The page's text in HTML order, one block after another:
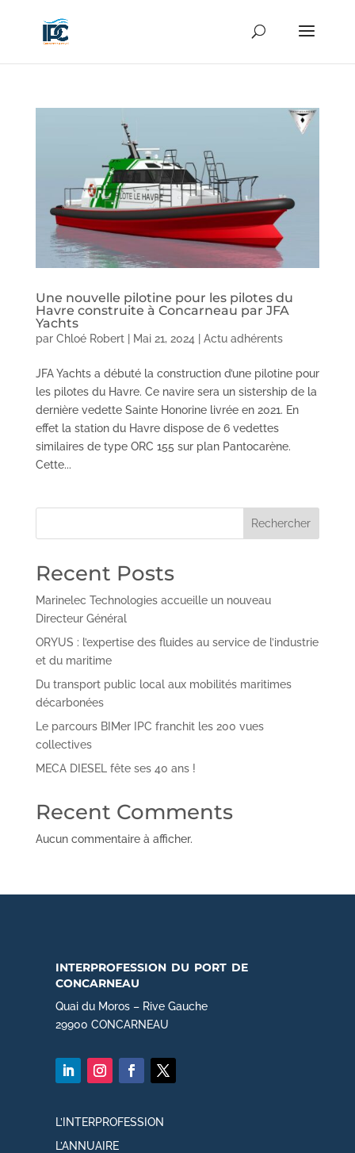
Une nouvelle pilotine pour les pilotes du
Havre construite à Concarneau par JFA
Yachts
par Chloé Robert| Mai 21, 2024 | Actu adhérents
JFA Yachts a débuté la construction d’une pilotine pour
les pilotes du Havre. Ce navire sera un sistership de la
dernière vedette Sainte Honorine livrée en 2021. En
effet la station du Havre dispose de 6 vedettes
similaires de type ORC 155 sur plan Pantocarène.
Cette...
Rechercher
Recent Posts
Marinelec Technologies accueille un nouveau
Directeur Général
ORYUS : l’expertise des fluides au service de l’industrie
et du maritime
Du transport public local aux mobilités maritimes
décarbonées
Le parcours BIMer IPC franchit les 200 vues
collectives
MECA DIESEL fête ses 40 ans !
Recent Comments
Aucun commentaire à afficher.
interprofession du port de
concarneau
Quai du Moros – Rive Gauche
29900 CONCARNEAU
L’INTERPROFESSION
L’ANNUAIRE